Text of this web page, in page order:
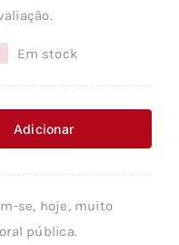
Em stock
Adicionar
se, hoje, muito
pública.